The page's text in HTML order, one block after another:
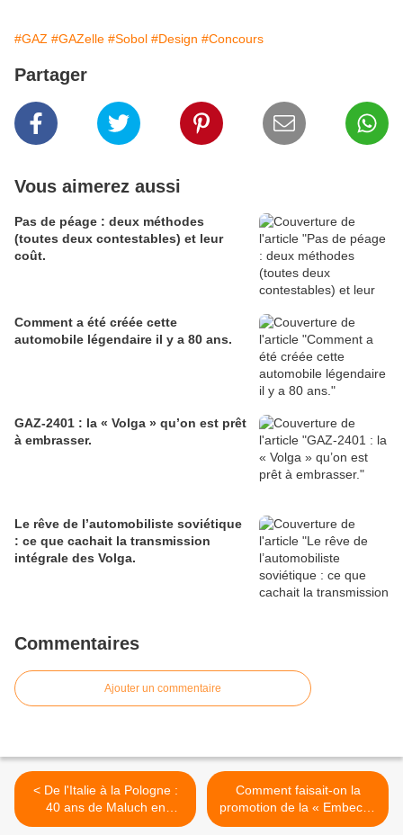
#GAZ #GAZelle #Sobol #Design #Concours
Partager
Vous aimerez aussi
Pas de péage : deux méthodes
(toutes deux contestables) et leur
coût.
Comment a été créée cette
automobile légendaire il y a 80 ans.
GAZ-2401 : la « Volga » qu’on est prêt
à embrasser.
Le rêve de l’automobiliste soviétique
: ce que cachait la transmission
intégrale des Volga.
Commentaires
Ajouter un commentaire
< De l'Italie à la Pologne :
40 ans de Maluch en
photos.
Comment faisait-on la
promotion de la « Embecka
» à l’export ? >